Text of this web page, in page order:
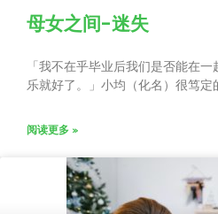
母女之间-迷失
「我不在乎毕业后我们是否能在
乐就好了。」小均（化名）很笃定
阅读更多 »